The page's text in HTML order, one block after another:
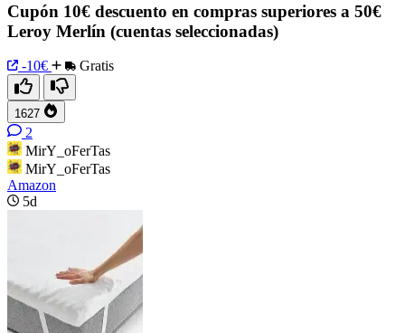
Cupón 10€ descuento en compras superiores a 50€
Leroy Merlín (cuentas seleccionadas)
-10€ Gratis
1627
2
MirY_oFerTas
MirY_oFerTas
Amazon
5d